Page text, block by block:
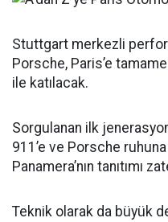
Stuttgart merkezli
Porsche, Paris’e
ile katılacak.
Sorgulanan ilk
911’e ve Porsche
Panamera’nın tanıtımı
Teknik olarak da büyük